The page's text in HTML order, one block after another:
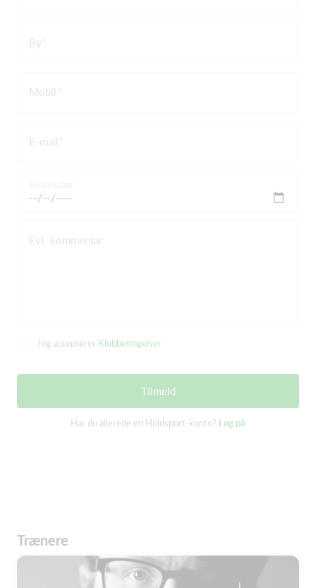
By
Mobil
E-mail
Evt. kommentar
Jeg accepterer Klubbetingelser
Tilmeld
Har du allerede en Holdsport-konto? Log på
Trænere